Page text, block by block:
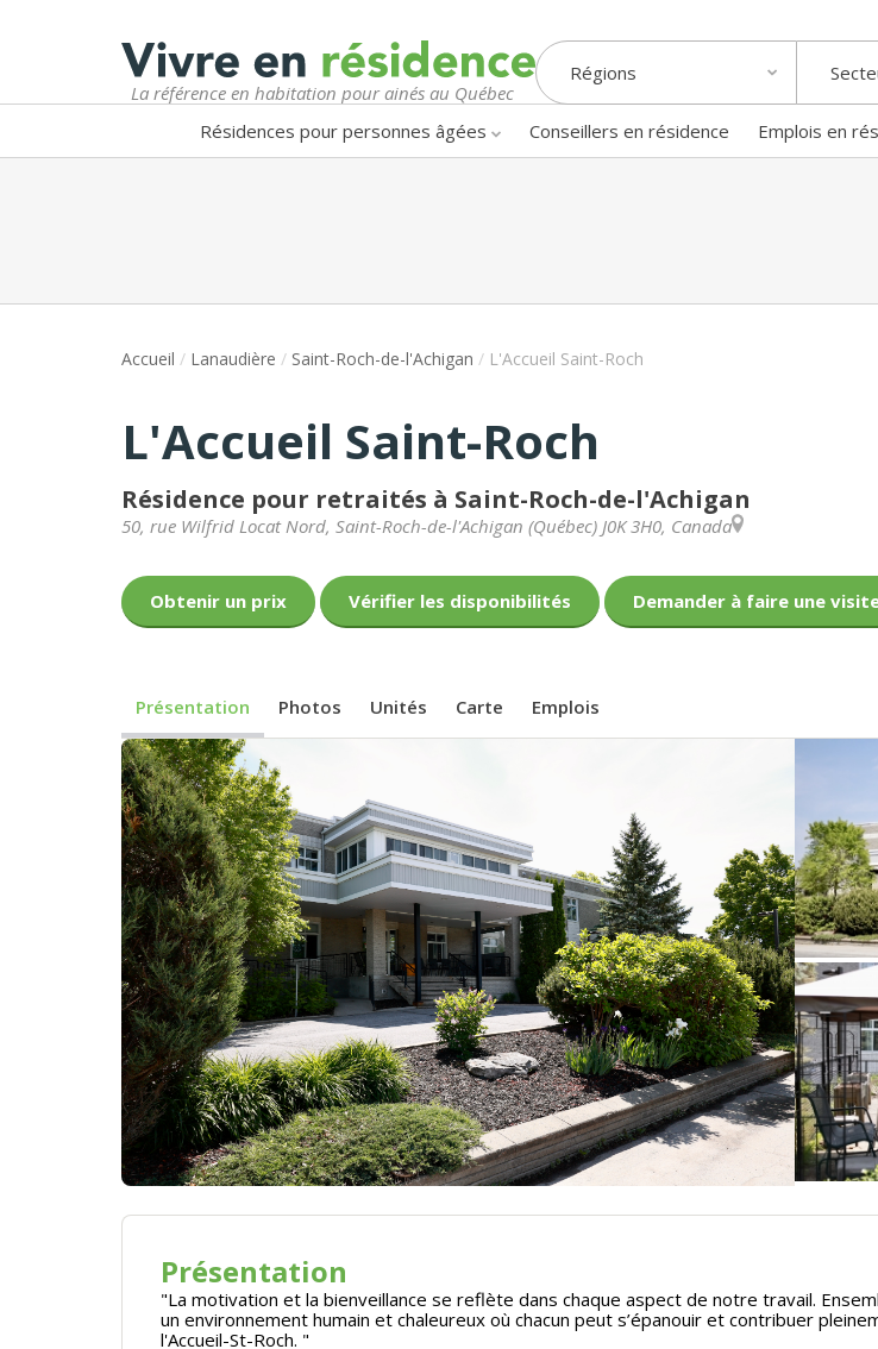
La référence en habitation pour ainés au Québec
Régions
Résidences pour personnes âgées Conseillers en résidence Emplois en
Accueil / Lanaudière / Saint-Roch-de-l'Achigan / L'Accueil Saint-Roch
L'Accueil Saint-Roch
Résidence pour retraités à Saint-Roch-de-l'Achigan
50, rue Wilfrid Locat Nord, Saint-Roch-de-l'Achigan (Québec) J0K 3H0, Canada
Obtenir un prix Vérifier les disponibilités Demander à faire une
Présentation Photos Unités Carte Emplois
Présentation
"La motivation et la bienveillance se reflète dans chaque aspect de notre travail.
un environnement humain et chaleureux où chacun peut s’épanouir et contribuer
l'Accueil-St-Roch. "